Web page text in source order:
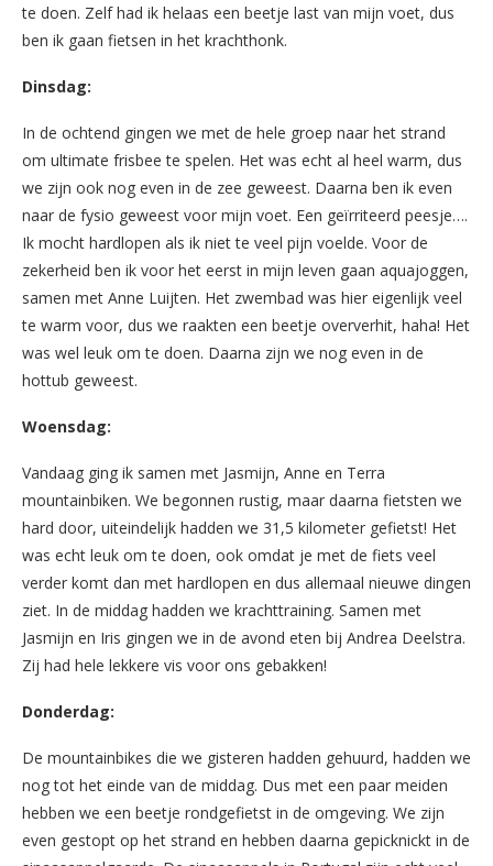
te doen. Zelf had ik helaas een beetje last van mijn voet, dus
ben ik gaan fietsen in het krachthonk.
Dinsdag:
In de ochtend gingen we met de hele groep naar het strand
om ultimate frisbee te spelen. Het was echt al heel warm, dus
we zijn ook nog even in de zee geweest. Daarna ben ik even
naar de fysio geweest voor mijn voet. Een geïrriteerd peesje….
Ik mocht hardlopen als ik niet te veel pijn voelde. Voor de
zekerheid ben ik voor het eerst in mijn leven gaan aquajoggen,
samen met Anne Luijten. Het zwembad was hier eigenlijk veel
te warm voor, dus we raakten een beetje oververhit, haha! Het
was wel leuk om te doen. Daarna zijn we nog even in de
hottub geweest.
Woensdag:
Vandaag ging ik samen met Jasmijn, Anne en Terra
mountainbiken. We begonnen rustig, maar daarna fietsten we
hard door, uiteindelijk hadden we 31,5 kilometer gefietst! Het
was echt leuk om te doen, ook omdat je met de fiets veel
verder komt dan met hardlopen en dus allemaal nieuwe dingen
ziet. In de middag hadden we krachttraining. Samen met
Jasmijn en Iris gingen we in de avond eten bij Andrea Deelstra.
Zij had hele lekkere vis voor ons gebakken!
Donderdag:
De mountainbikes die we gisteren hadden gehuurd, hadden we
nog tot het einde van de middag. Dus met een paar meiden
hebben we een beetje rondgefietst in de omgeving. We zijn
even gestopt op het strand en hebben daarna gepicknickt in de